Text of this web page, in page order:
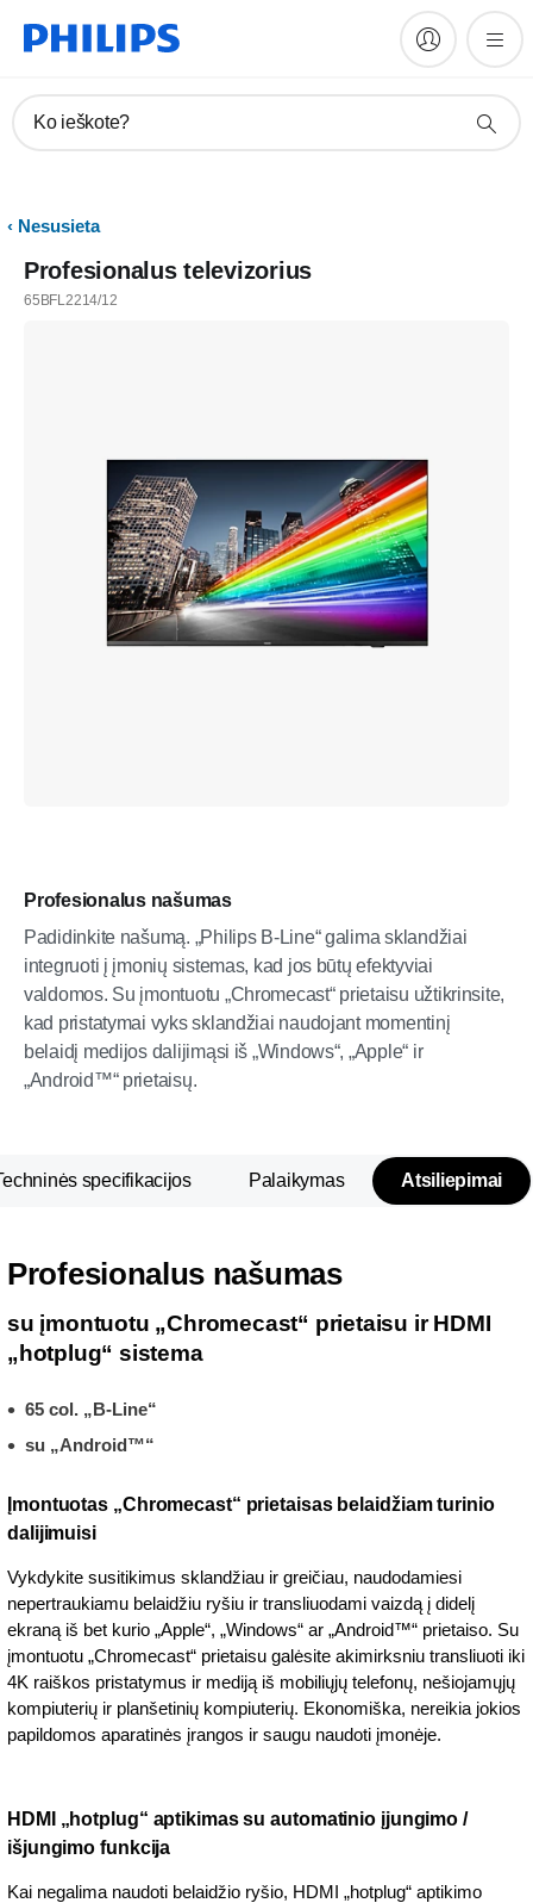
Ko ieškote?
Nesusieta
Profesionalus televizorius
65BFL2214/12
Profesionalus našumas
Padidinkite našumą. „Philips B-Line“ galima sklandžiai
integruoti į įmonių sistemas, kad jos būtų efektyviai
valdomos. Su įmontuotu „Chromecast“ prietaisu užtikrinsite,
kad pristatymai vyks sklandžiai naudojant momentinį
belaidį medijos dalijimąsi iš „Windows“, „Apple“ ir
„Android™“ prietaisų.
specifikacijos Palaikymas Atsiliepimai
Profesionalus našumas
su įmontuotu „Chromecast“ prietaisu ir HDMI
„hotplug“ sistema
65 col. „B-Line“
su „Android™“
Įmontuotas „Chromecast“ prietaisas belaidžiam turinio
dalijimuisi
Vykdykite susitikimus sklandžiau ir greičiau, naudodamiesi
nepertraukiamu belaidžiu ryšiu ir transliuodami vaizdą į didelį
ekraną iš bet kurio „Apple“, „Windows“ ar „Android™“ prietaiso. Su
įmontuotu „Chromecast“ prietaisu galėsite akimirksniu transliuoti iki
4K raiškos pristatymus ir mediją iš mobiliųjų telefonų, nešiojamųjų
kompiuterių ir planšetinių kompiuterių. Ekonomiška, nereikia jokios
papildomos aparatinės įrangos ir saugu naudoti įmonėje.
HDMI „hotplug“ aptikimas su automatinio įjungimo /
išjungimo funkcija
Kai negalima naudoti belaidžio ryšio, HDMI „hotplug“ aptikimo